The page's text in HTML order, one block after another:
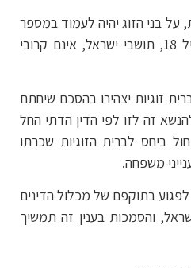
על בני הזוג יהיה לעמוד במספר
תנאים כגון – היותם מעל גיל 18, תושבי ישראל, אינם קרובי
זוגיות יצהירו בהסכם שיחתם
זה לזו לפי הדין הדתי החל
ביחס לברית הזוגיות שכרתו
משפחה.
בתוקפם של מכלול הדינים
והסמכות בענין זה תמשיך